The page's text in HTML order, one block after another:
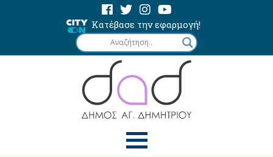
Κατέβασε την εφαρμογή!